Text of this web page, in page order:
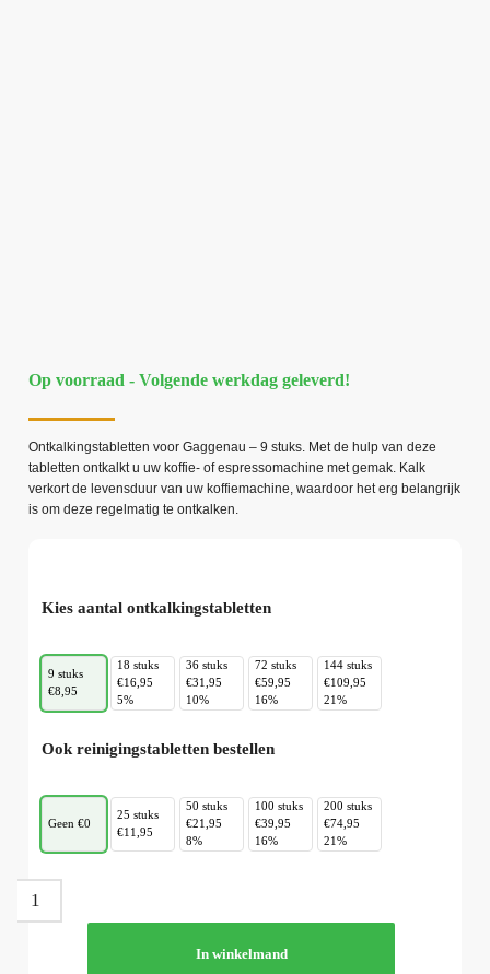
Op voorraad - Volgende werkdag geleverd!
Ontkalkingstabletten voor Gaggenau – 9 stuks. Met de hulp van deze
tabletten ontkalkt u uw koffie- of espressomachine met gemak. Kalk
verkort de levensduur van uw koffiemachine, waardoor het erg belangrijk
is om deze regelmatig te ontkalken.
Kies aantal ontkalkingstabletten
9 stuks
€8,95
18 stuks
€16,95
5%
36 stuks
€31,95
10%
72 stuks
€59,95
16%
144 stuks
€109,95
21%
Ook reinigingstabletten bestellen
Geen €0
25 stuks
€11,95
50 stuks
€21,95
8%
100 stuks
€39,95
16%
200 stuks
€74,95
21%
In winkelmand